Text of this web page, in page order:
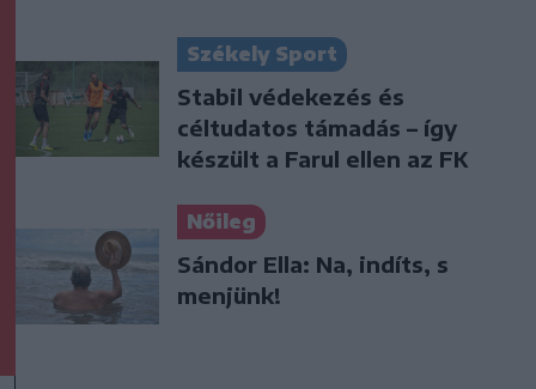
Székely Sport
Stabil védekezés és
céltudatos támadás – így
készült a Farul ellen az FK
Nőileg
Sándor Ella: Na, indíts, s
menjünk!